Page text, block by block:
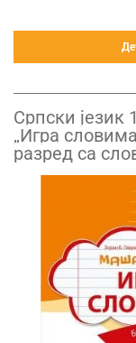
Српски
„Игра
разред са